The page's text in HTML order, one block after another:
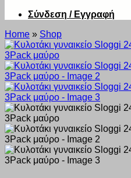
Σύνδεση / Εγγραφή
Home » Shop